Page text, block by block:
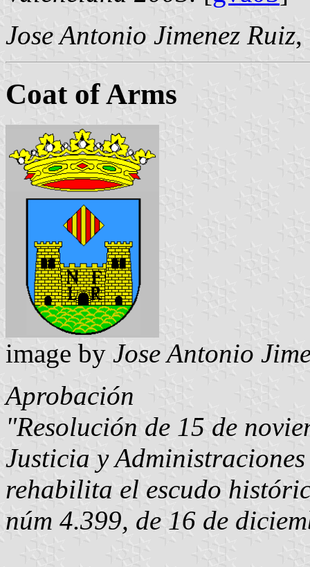
Jose Antonio Jimenez Ruiz,
Coat of Arms
image by Jose Antonio
Aprobación
"Resolución de 15 de
Justicia y
rehabilita el escudo
núm 4.399, de 16 de